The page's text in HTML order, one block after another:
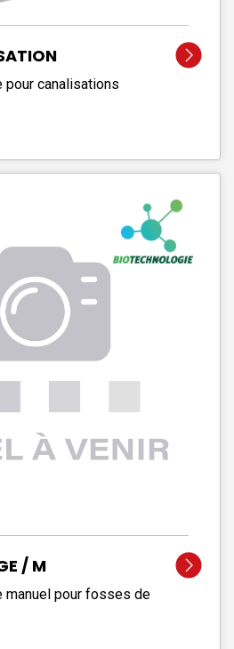
pour canalisations
/ M
manuel pour fosses de